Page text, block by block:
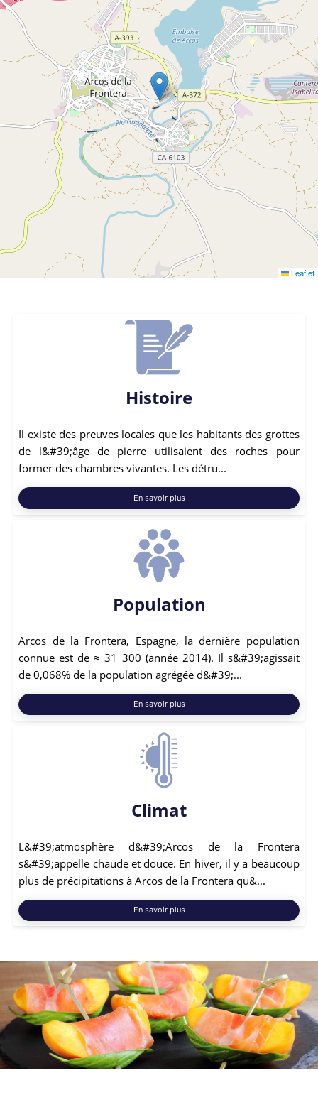
Leaflet
Histoire
Il existe des preuves locales que les habitants des grottes
de l&#39;âge de pierre utilisaient des roches pour
former des chambres vivantes. Les détru...
En savoir plus
Population
Arcos de la Frontera, Espagne, la dernière population
connue est de ≈ 31 300 (année 2014). Il s&#39;agissait
de 0,068% de la population agrégée d&#39;...
En savoir plus
Climat
L&#39;atmosphère d&#39;Arcos de la Frontera
s&#39;appelle chaude et douce. En hiver, il y a beaucoup
plus de précipitations à Arcos de la Frontera qu&...
En savoir plus